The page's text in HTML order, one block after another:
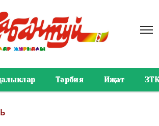
Тәрбия Иҗат ЗТК